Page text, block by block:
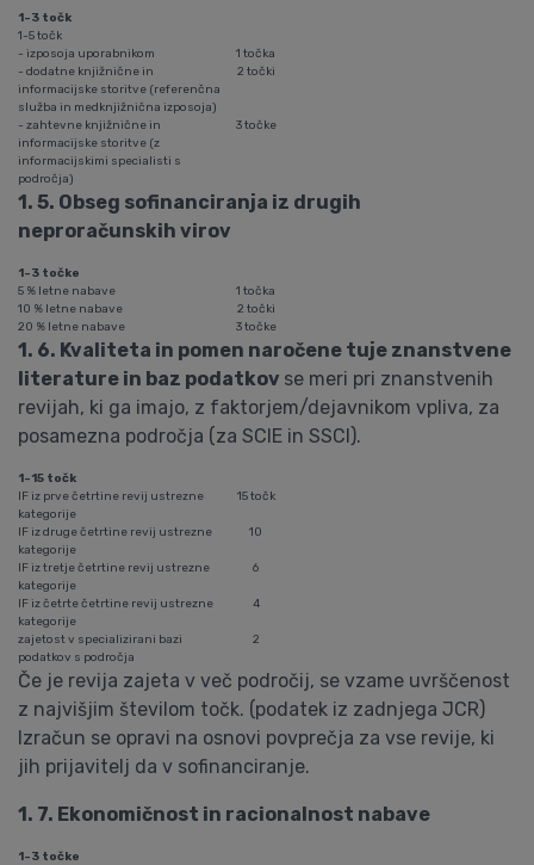
1-3 točk
1-5 točk
- izposoja uporabnikom
1 točka
- dodatne knjižnične in
informacijske storitve (referenčna
služba in medknjižnična izposoja)
2 točki
- zahtevne knjižnične in
informacijske storitve (z
informacijskimi specialisti s
področja)
3 točke
1. 5. Obseg sofinanciranja iz drugih
neproračunskih virov
1-3 točke
5 % letne nabave
1 točka
10 % letne nabave
2 točki
20 % letne nabave
3 točke
1. 6. Kvaliteta in pomen naročene tuje znanstvene
literature in baz podatkov se meri pri znanstvenih
revijah, ki ga imajo, z faktorjem/dejavnikom vpliva, za
posamezna področja (za SCIE in SSCI).
1-15 točk
IF iz prve četrtine revij ustrezne
kategorije
15 točk
IF iz druge četrtine revij ustrezne
kategorije
10
IF iz tretje četrtine revij ustrezne
kategorije
6
IF iz četrte četrtine revij ustrezne
kategorije
4
zajetost v specializirani bazi
podatkov s področja
2
Če je revija zajeta v več področij, se vzame uvrščenost
z najvišjim številom točk. (podatek iz zadnjega JCR)
Izračun se opravi na osnovi povprečja za vse revije, ki
jih prijavitelj da v sofinanciranje.
1. 7. Ekonomičnost in racionalnost nabave
1-3 točke